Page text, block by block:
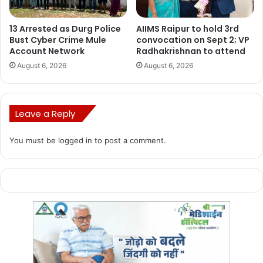
13 Arrested as Durg Police
Bust Cyber Crime Mule
Account Network
August 6, 2026
AIIMS Raipur to hold 3rd
convocation on Sept 2; VP
Radhakrishnan to attend
August 6, 2026
Leave a Reply
You must be logged in to post a comment.